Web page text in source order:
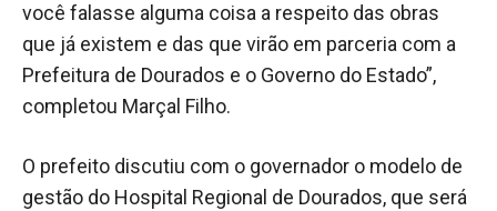
você falasse alguma coisa a respeito das obras
que já existem e das que virão em parceria com a
Prefeitura de Dourados e o Governo do Estado”,
completou Marçal Filho.
O prefeito discutiu com o governador o modelo de
gestão do Hospital Regional de Dourados, que será